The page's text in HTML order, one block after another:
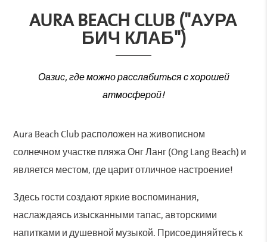
AURA BEACH CLUB ("АУРА
БИЧ КЛАБ")
Оазис, где можно расслабиться с хорошей
атмосферой!
Aura Beach Club расположен на живописном
солнечном участке пляжа Онг Ланг (Ong Lang Beach) и
является местом, где царит отличное настроение!
Здесь гости создают яркие воспоминания,
наслаждаясь изысканными тапас, авторскими
напитками и душевной музыкой. Присоединяйтесь к